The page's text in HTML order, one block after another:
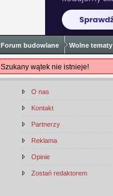
Forum budowlane Wolne tematy
Szukany wątek nie istnieje!
O nas
Kontakt
Partnerzy
Reklama
Opinie
Zostań redaktorem